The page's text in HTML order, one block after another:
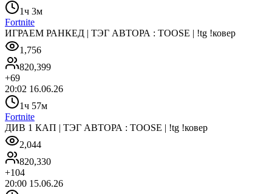
1ч 3м
Fortnite
ИГРАЕМ РАНКЕД | ТЭГ АВТОРА : TOOSE | !tg !ковер
1,756
820,399
+69
20:02 16.06.26
1ч 57м
Fortnite
ДИВ 1 КАП | ТЭГ АВТОРА : TOOSE | !tg !ковер
2,044
820,330
+104
20:00 15.06.26